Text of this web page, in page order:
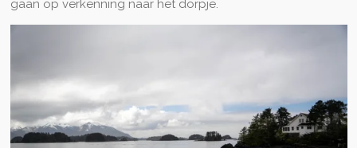
gaan op verkenning naar het dorpje.